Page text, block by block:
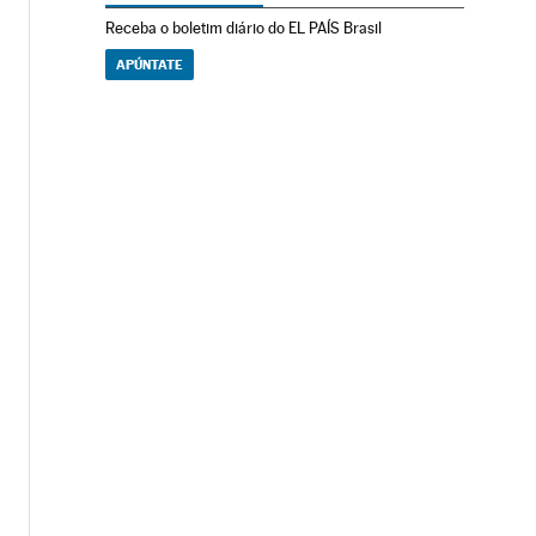
Receba o boletim diário do EL PAÍS Brasil
APÚNTATE